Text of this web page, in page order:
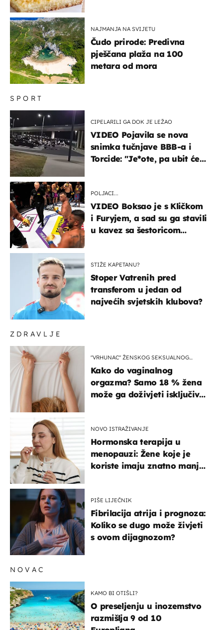
ZDRAVLJE
"VRHUNAC" ŽENSKOG SEKSUALNOG
Kako do vaginalnog
orgazma? Samo 18 % žena
može ga doživjeti isključivo
NOVO ISTRAŽIVANJE
Hormonska terapija u
menopauzi: Žene koje je
koriste imaju znatno manji
PIŠE LIJEČNIK
Fibrilacija atrija i prognoza:
Koliko se dugo može živjeti
s ovom dijagnozom?
SPORT
CIPELARILI GA DOK JE LEŽAO
VIDEO Pojavila se nova
snimka tučnjave BBB-a i
Torcide: "Je*ote, pa ubit će
POLJACI...
VIDEO Boksao je s Kličkom
i Furyjem, a sad su ga stavili
u kavez sa šestoricom
STIŽE KAPETANU?
Stoper Vatrenih pred
transferom u jedan od
najvećih svjetskih klubova?
NAJMANJA NA SVIJETU
Čudo prirode: Predivna
pješčana plaža na 100
metara od mora
NOVAC
KAMO BI OTIŠLI?
O preseljenju u inozemstvo
razmišlja 9 od 10